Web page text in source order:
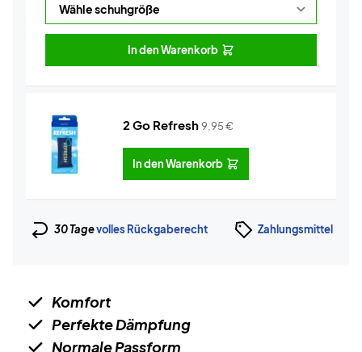
In den Warenkorb
2 Go Refresh9,95€
In den Warenkorb
30 Tagevolles Rückgaberecht Zahlungsmittel
Komfort
Perfekte Dämpfung
Normale Passform